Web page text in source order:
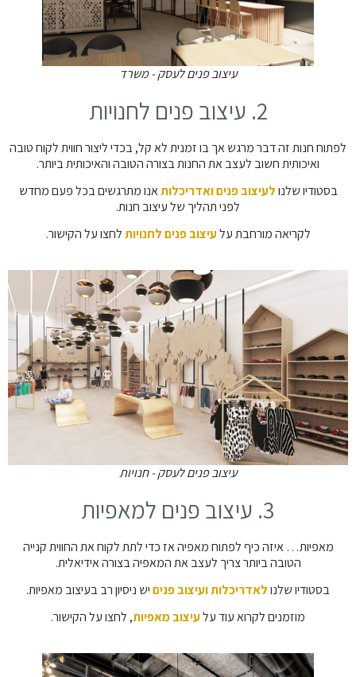
עיצוב פנים לעסק - משרד
2. עיצוב פנים לחנויות
לפתוח חנות זה דבר מרגש אך בו זמנית לא קל, בכדי ליצור חווית לקוח טובה
ואיכותית חשוב לעצב את החנות בצורה הטובה והאיכותית ביותר.
בסטודיו שלנולעיצוב פנים ואדריכלותאנו מתרגשים בכל פעם מחדש
לפני תהליך של עיצוב חנות.
לקריאה מורחבת עלעיצוב פנים לחנויותלחצו על הקישור.
עיצוב פנים לעסק - חנויות
3. עיצוב פנים למאפיות
מאפיות… איזה כיף לפתוח מאפיה אז כדי לתת לקוח את החווית קנייה
הטובה ביותר צריך לעצב את המאפיה בצורה אידיאלית.
בסטודיו שלנולאדריכלות ועיצוב פניםיש ניסיון רב בעיצוב מאפיות.
מוזמנים לקרוא עוד עלעיצוב מאפיות, לחצו על הקישור.